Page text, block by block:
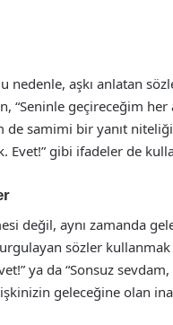
nedenle, aşkı anlatan
“Seninle geçireceğim her
samimi bir yanıt niteliği
gibi ifadeler de
değil, aynı zamanda
sözler
ya da “Sonsuz
geleceğine olan